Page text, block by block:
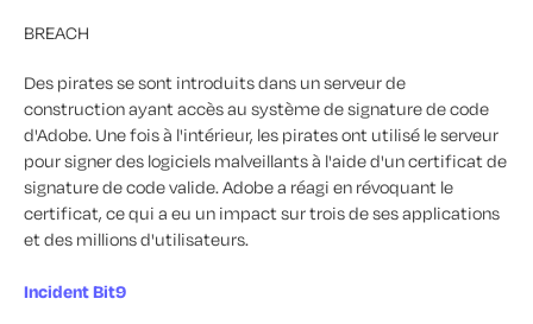
BREACH
Des pirates se sont introduits dans un serveur de
construction ayant accès au système de signature de code
d'Adobe. Une fois à l'intérieur, les pirates ont utilisé le serveur
pour signer des logiciels malveillants à l'aide d'un certificat de
signature de code valide. Adobe a réagi en révoquant le
certificat, ce qui a eu un impact sur trois de ses applications
et des millions d'utilisateurs.
Incident Bit9